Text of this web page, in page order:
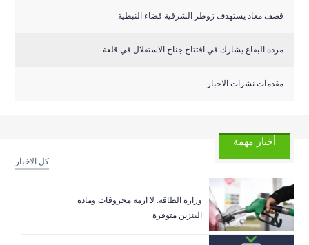
قصف معاد يستهدف زوطر الشرقية قضاء النبطية
مرده البقاع يشارك في افتتاح جناح الاستقلال في قلعة...
مقدمات نشرات الاخبار
أخبار مهمة
كل الاخبار
وزارة الطاقة: لا ازمة محروقات ومادة
البنزين متوفرة